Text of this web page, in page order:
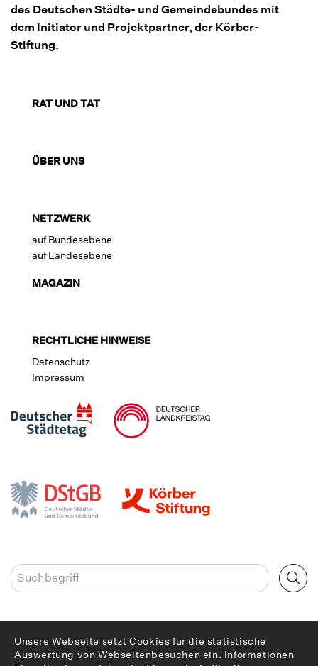
Unsere Webseite setzt Cookies für die statistische
Auswertung von Webseitenbesuchen ein. Informationen
des Deutschen Städte- und Gemeindebundes mit
dem Initiator und Projektpartner, der Körber-
Stiftung.
RAT UND TAT
ÜBER UNS
NETZWERK
auf Bundesebene
auf Landesebene
MAGAZIN
RECHTLICHE HINWEISE
Datenschutz
Impressum
Volltextsuche